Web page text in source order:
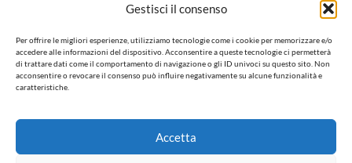
Gestisci il consenso
Per offrire le migliori esperienze, utilizziamo tecnologie come i cookie per memorizzare e/o
accedere alle informazioni del dispositivo. Acconsentire a queste tecnologie ci permetterà
di trattare dati come il comportamento di navigazione o gli ID univoci su questo sito. Non
acconsentire o revocare il consenso può influire negativamente su alcune funzionalità e
caratteristiche.
Accetta
Fisioterapia per la Coscienza Articoli
Biografia
Contatti
Contact